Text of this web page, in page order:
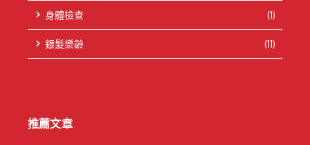
身體檢查 (1)
銀髮樂齡 (11)
推薦文章